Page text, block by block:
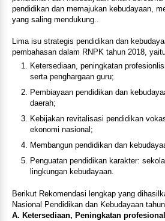
pendidikan dan memajukan kebudayaan,
yang saling mendukung..
Lima isu strategis pendidikan dan
pembahasan dalam RNPK tahun 2018,
Ketersediaan, peningkatan
serta penghargaan guru;
Pembiayaan pendidikan dan
daerah;
Kebijakan revitalisasi pendidikan
ekonomi nasional;
Membangun pendidikan dan
Penguatan pendidikan karakter:
lingkungan kebudayaan.
Berikut Rekomendasi lengkap yang
Nasional Pendidikan dan Kebudayaan
A. Ketersediaan, Peningkatan